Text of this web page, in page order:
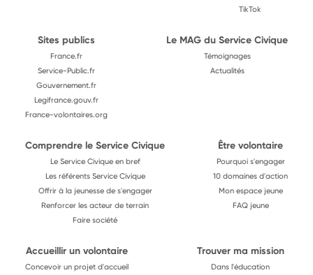
TikTok
Sites publics
France.fr
Service-Public.fr
Gouvernement.fr
Legifrance.gouv.fr
France-volontaires.org
Le MAG du Service Civique
Témoignages
Actualités
Comprendre le Service Civique
Le Service Civique en bref
Les référents Service Civique
Offrir à la jeunesse de s'engager
Renforcer les acteur de terrain
Faire société
Être volontaire
Pourquoi s'engager
10 domaines d'action
Mon espace jeune
FAQ jeune
Accueillir un volontaire
Concevoir un projet d'accueil
Trouver ma mission
Dans l'éducation